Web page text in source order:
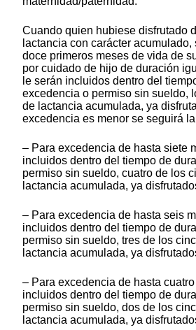
Cuando quien hubiese disfrutado
lactancia con carácter
doce primeros meses de vida de
por cuidado de hijo de duración
le serán incluidos dentro del
excedencia o permiso sin sueldo,
de lactancia acumulada, ya
excedencia es menor se seguirá
– Para excedencia de hasta siete
incluidos dentro del tiempo de
permiso sin sueldo, cuatro de los
lactancia acumulada, ya
– Para excedencia de hasta seis
incluidos dentro del tiempo de
permiso sin sueldo, tres de los
lactancia acumulada, ya
– Para excedencia de hasta
incluidos dentro del tiempo de
permiso sin sueldo, dos de los
lactancia acumulada, ya